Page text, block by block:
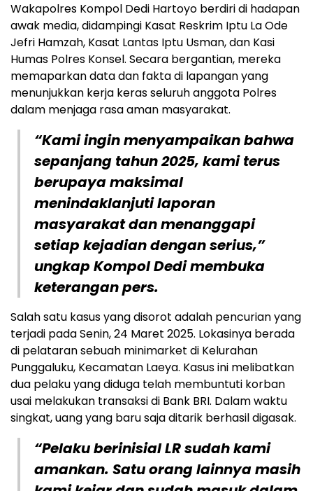
Wakapolres Kompol Dedi Hartoyo berdiri di hadapan
awak media, didampingi Kasat Reskrim Iptu La Ode
Jefri Hamzah, Kasat Lantas Iptu Usman, dan Kasi
Humas Polres Konsel. Secara bergantian, mereka
memaparkan data dan fakta di lapangan yang
menunjukkan kerja keras seluruh anggota Polres
dalam menjaga rasa aman masyarakat.
“Kami ingin menyampaikan bahwa
sepanjang tahun 2025, kami terus
berupaya maksimal
menindaklanjuti laporan
masyarakat dan menanggapi
setiap kejadian dengan serius,”
ungkap Kompol Dedi membuka
keterangan pers.
Salah satu kasus yang disorot adalah pencurian yang
terjadi pada Senin, 24 Maret 2025. Lokasinya berada
di pelataran sebuah minimarket di Kelurahan
Punggaluku, Kecamatan Laeya. Kasus ini melibatkan
dua pelaku yang diduga telah membuntuti korban
usai melakukan transaksi di Bank BRI. Dalam waktu
singkat, uang yang baru saja ditarik berhasil digasak.
“Pelaku berinisial LR sudah kami
amankan. Satu orang lainnya masih